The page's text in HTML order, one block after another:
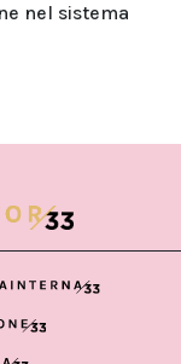
nel sistema